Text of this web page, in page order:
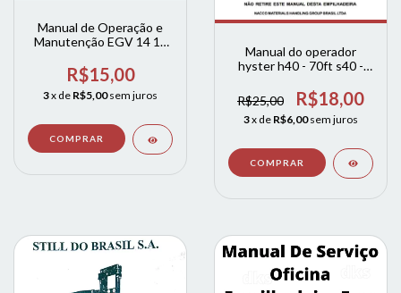
Manual de Operação e
Manutenção EGV 14 16
R$15,00
3x de R$5,00 sem juros
Manual do operador
hyster h40 - 70ft s40 -
R$25,00
R$18,00
3x de R$6,00 sem juros